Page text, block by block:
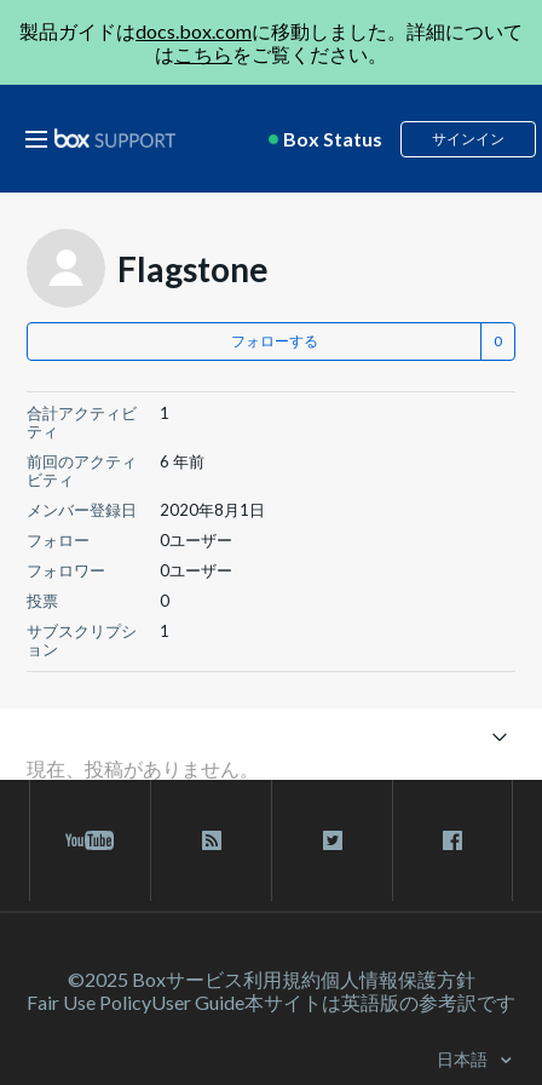
製品ガイドはdocs.box.comに移動しました。詳細について
はこちら をご覧ください。
Box Status サインイン
Flagstone
フォローする
合計アクティビ
ティ
1
前回のアクティ
ビティ
6 年前
メンバー登録日
2020年8月1日
フォロー
0ユーザー
フォロワー
0ユーザー
投票
0
サブスクリプシ
ョン
1
現在、投稿がありません。
©2025 Boxサービス利⽤規約個人情報保護方針
Fair Use PolicyUser Guide本サイトは英語版の参考訳です
日本語